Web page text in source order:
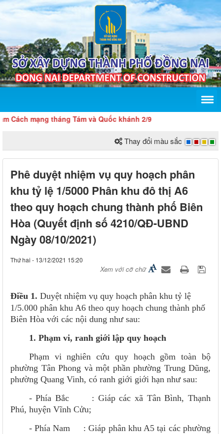
tháng Tám và Quốc khánh 2/9
Thay đổi màu sắc
Phê duyệt nhiệm vụ quy hoạch phân
khu tỷ lệ 1/5000 Phân khu đô thị A6
theo quy hoạch chung thành phố Biên
Hòa (Quyết định số 4210/QĐ-UBND
Ngày 08/10/2021)
Thứ hai - 13/12/2021 15:20
Xem với cỡ chữ
Điều 1. Duyệt nhiệm vụ quy hoạch phân khu tỷ lệ
1/5.000 phân khu A6 theo quy hoạch chung thành phố
Biên Hòa với các nội dung như sau:
1. Phạm vi, ranh giới lập quy hoạch
Phạm vi nghiên cứu quy hoạch gồm toàn bộ
phường Tân Phong và một phần phường Trung Dũng,
phường Quang Vinh, có ranh giới giới hạn như sau:
- Phía Bắc : Giáp các xã Tân Bình, Thạnh
Phú, huyện Vĩnh Cửu;
- Phía Nam :Giáp phân khu A5 tại các phường